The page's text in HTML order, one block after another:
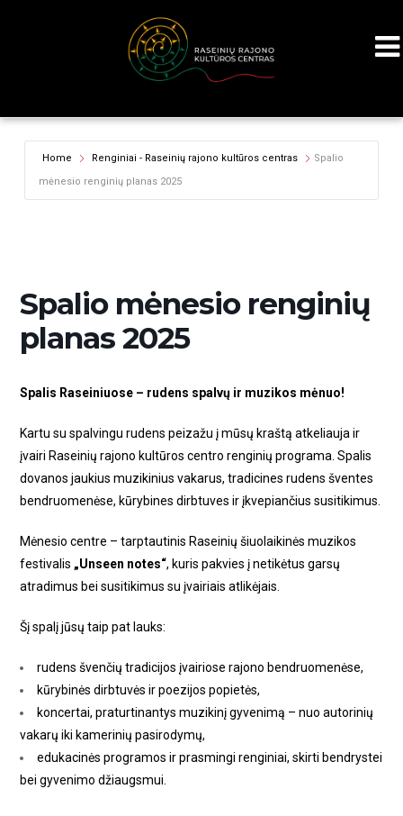
Home Renginiai - Raseinių rajono kultūros centras
Spalio
mėnesio renginių planas 2025
Spalio mėnesio renginių
planas 2025
Spalis Raseiniuose – rudens spalvų ir muzikos mėnuo!
Kartu su spalvingu rudens peizažu į mūsų kraštą atkeliauja ir
įvairi Raseinių rajono kultūros centro renginių programa. Spalis
dovanos jaukius muzikinius vakarus, tradicines rudens šventes
bendruomenėse, kūrybines dirbtuves ir įkvepiančius susitikimus.
Mėnesio centre – tarptautinis Raseinių šiuolaikinės muzikos
festivalis „Unseen notes“, kuris pakvies į netikėtus garsų
atradimus bei susitikimus su įvairiais atlikėjais.
Šį spalį jūsų taip pat lauks:
rudens švenčių tradicijos įvairiose rajono bendruomenėse,
kūrybinės dirbtuvės ir poezijos popietės,
koncertai, praturtinantys muzikinį gyvenimą – nuo autorinių
vakarų iki kamerinių pasirodymų,
edukacinės programos ir prasmingi renginiai, skirti bendrystei
bei gyvenimo džiaugsmui.